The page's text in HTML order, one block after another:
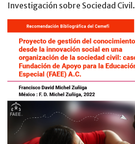
Investigación sobre Sociedad Civil.